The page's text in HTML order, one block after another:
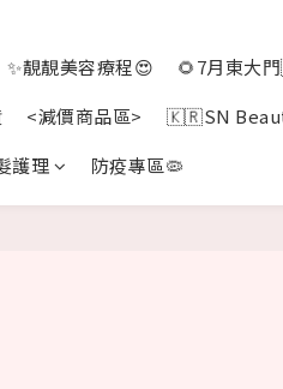
✨靚靚美容療程😍 🌻7月東大
<減價商品區> 🇰🇷SN
護理 防疫專區🦠